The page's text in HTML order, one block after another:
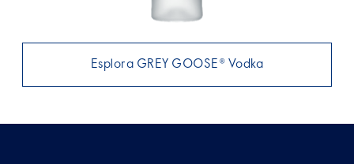
Esplora GREY GOOSE® Vodka